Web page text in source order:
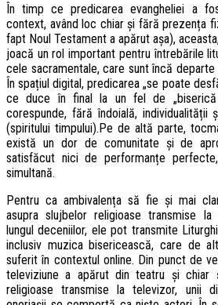
În timp ce predicarea evangheliei a
context, având loc chiar și fără prezența
fapt Noul Testament a apărut așa),
joacă un rol important pentru întrebările
cele sacramentale, care sunt încă
În spațiul digital, predicarea „se poate
ce duce în final la un fel de
corespunde, fără îndoială, individualității
(spiritului timpului).Pe de altă parte,
există un dor de comunitate și de
satisfăcut nici de performanțe
simultană.
Pentru ca ambivalența să fie și mai
asupra slujbelor religioase transmise
lungul deceniilor, ele pot transmite
inclusiv muzica bisericească, care de
suferit în contextul online. Din punct de
televiziune a apărut din teatru și chiar
religioase transmise la televizor, unii